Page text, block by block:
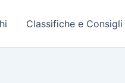
Classifiche e Consigli